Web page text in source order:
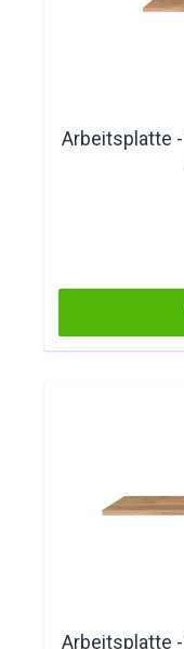
Arbeitsplatte
Arbeitsplatte